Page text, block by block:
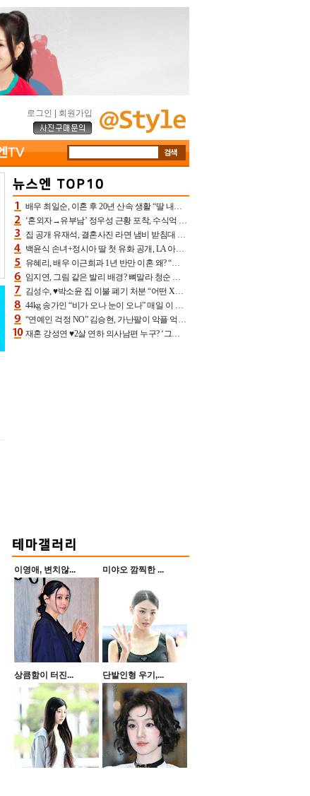
로그인 회원가입
배우 최일순, 이혼 후 20년 산속 생활 “딸 내가 버렸다고 원망‥맘 아파”(특종)[어제TV]
‘혼외자→유부남’ 정우성 근황 포착, 수식억 해킹 피해 후배 만났다 “존경하는”
집 공개 유재석, 결혼사진 라면 냄비 받침대 되고 분노‥가족사진도 피해(놀뭐)[어제TV]
백윤식 손녀+정시아 딸 첫 유화 공개, LA 아트쇼→서울국제조각페스타 작가다운 수준급 실력
유혜리, 배우 이근희과 1년 반만 이혼 왜? “식칼 꽂고 의자 던져” 충격 폭로(특종)[어제TV]
임지연, 그림 같은 발리 배경? 뼈말라 청순 비키니 핏에 상대 안 되네
김성수, ♥박소윤 집 이불 폐기 처분 “어떤 X이랑 썼을지 몰라” 질투(신랑수업2)[어제TV]
44kg 송가인 “비가 오나 눈이 오나” 매일 이 운동, 허벅지 근육량 상승+체지방 감소
“연예인 걱정 NO” 김승현, 가난팔이 악플 억울할만‥아내+딸과 日 여행
재혼 강성연 ♥2살 연하 의사남편 누구? ‘그알’ 자문의에 훈남 비주얼 초엘리트 스펙 [종합]
이영애, 변치않... 미야오 깜찍한 ...
상큼함이 터진... 단발인형 우기,...